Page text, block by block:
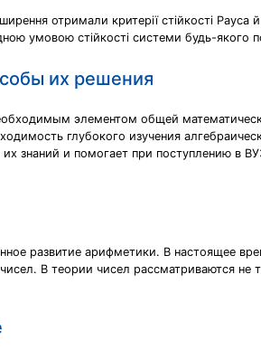
отримали критерії стійкості Рауса й
умовою стійкості системи будь-якого
их решения
элементом общей
глубокого изучения
знаний и помогает при поступлению в
развитие арифметики. В настоящее
В теории чисел рассматриваются